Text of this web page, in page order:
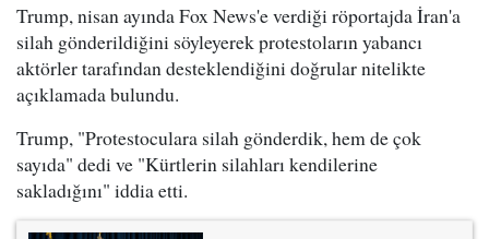
Trump, nisan ayında Fox News'e verdiği röportajda İran'a
silah gönderildiğini söyleyerek protestoların yabancı
aktörler tarafından desteklendiğini doğrular nitelikte
açıklamada bulundu.
Trump, "Protestoculara silah gönderdik, hem de çok
sayıda" dedi ve "Kürtlerin silahları kendilerine
sakladığını" iddia etti.